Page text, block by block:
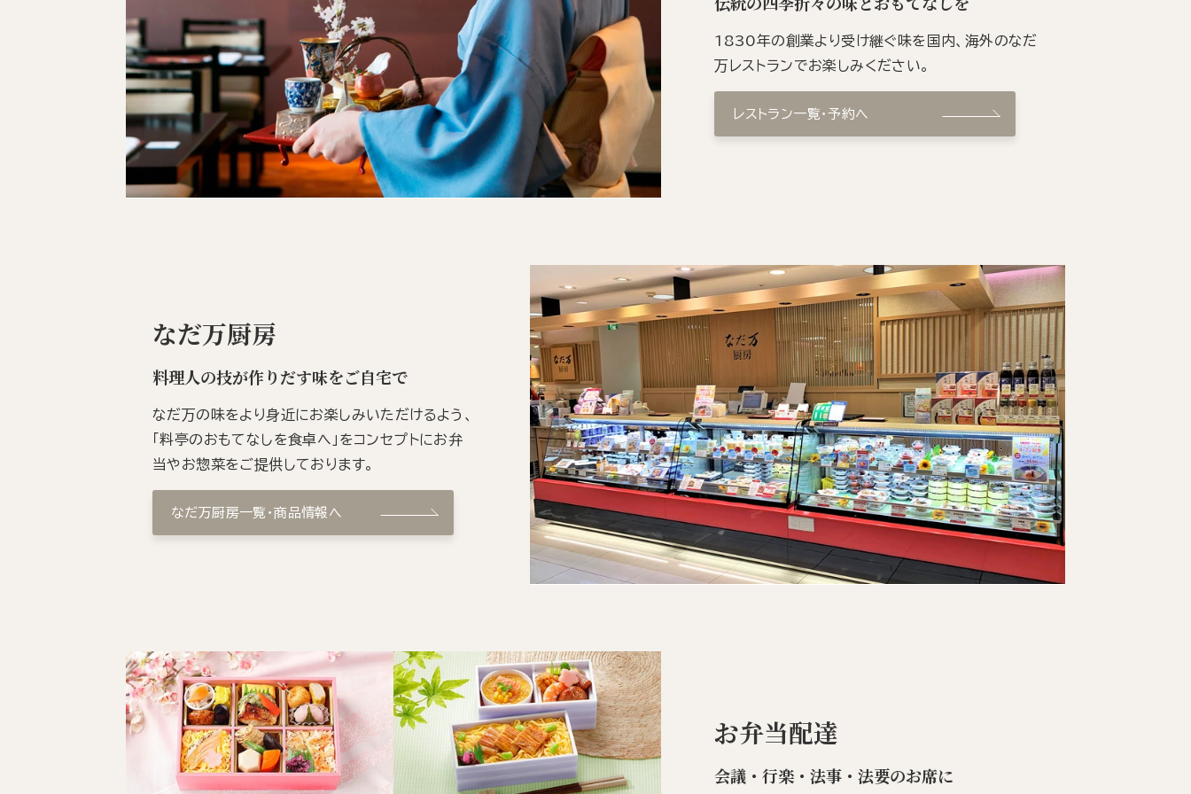
1830年の創業より受け継ぐ味を国内、海外のなだ
万レストランでお楽しみください。
レストラン一覧・予約へ
なだ万厨房
料理人の技が作りだす味をご自宅で
なだ万の味をより身近にお楽しみいただけるよう、
「料亭のおもてなしを食卓へ」をコンセプトにお弁
当やお惣菜をご提供しております。
なだ万厨房一覧・商品情報へ
お弁当配達
会議・行楽・法事・法要のお席に